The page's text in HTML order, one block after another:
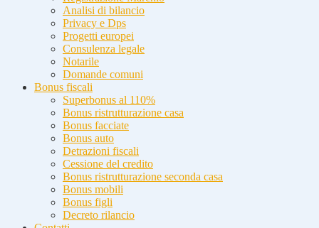
Analisi di bilancio
Privacy e Dps
Progetti europei
Consulenza legale
Notarile
Domande comuni
Bonus fiscali
Superbonus al 110%
Bonus ristrutturazione casa
Bonus facciate
Bonus auto
Detrazioni fiscali
Cessione del credito
Bonus ristrutturazione seconda casa
Bonus mobili
Bonus figli
Decreto rilancio